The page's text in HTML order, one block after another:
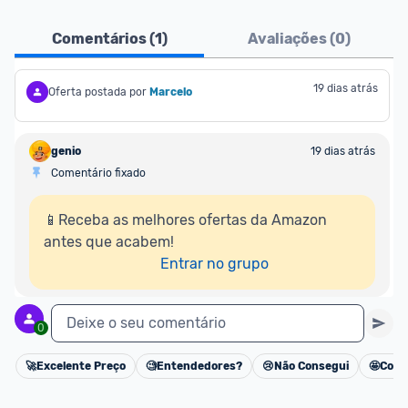
Comentários (1) Avaliações (0)
Oferta postada por Marcelo 19 dias atrás
genio
19 dias atrás
Comentário fixado
📱Receba as melhores ofertas da Amazon
antes que acabem!
Entrar no grupo
0 Deixe o seu comentário
Cancelar
🚀Excelente Preço 🧐Entendedores? 😢 Não Consegui 🤩